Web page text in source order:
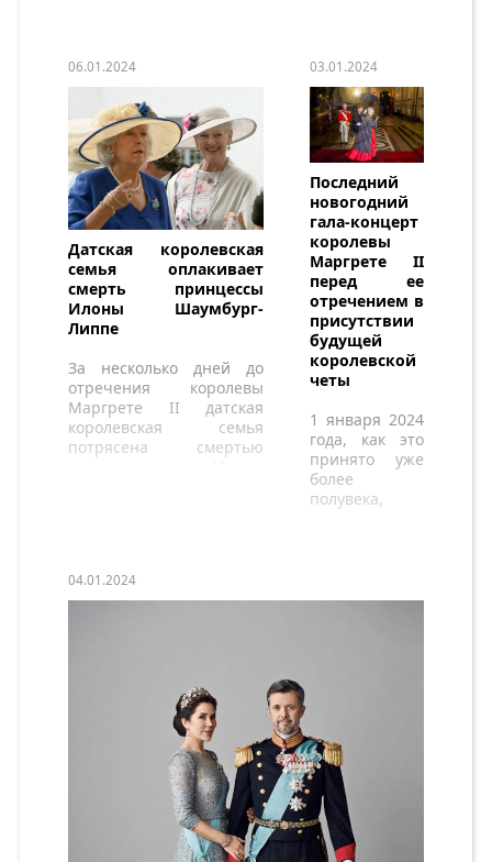
06.01.2024
Датская королевская
семья оплакивает
смерть принцессы
Илоны Шаумбург-
Липпе
За несколько дней до
отречения королевы
Маргрете II датская
королевская семья
потрясена смертью
принцессы Илоны
04.01.2024
03.01.2024
Последний
новогодний
гала-концерт
королевы
Маргрете II
перед ее
отречением в
присутствии
будущей
королевской
четы
1 января 2024
года, как это
принято уже
более
полувека,
приемов в